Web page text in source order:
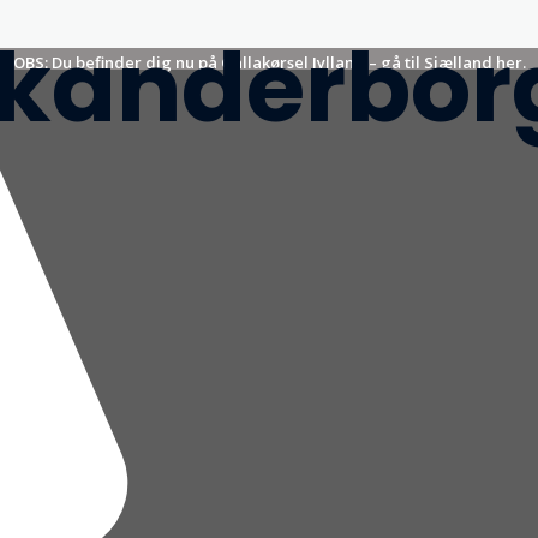
OBS: Du befinder dig nu på Gallakørsel Jylland – gå til Sjælland her.